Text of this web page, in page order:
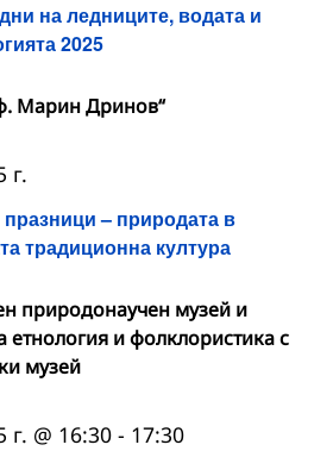
на ледниците, водата и
2025
Марин Дринов“
– природата в
традиционна култура
г.
природонаучен музей и
етнология и фолклористика с
музей
г. @ 16:30 - 17:30